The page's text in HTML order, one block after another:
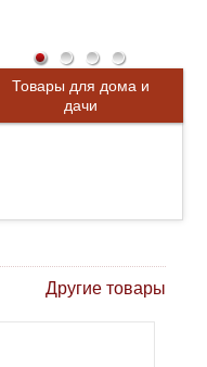
Товары для дома и
дачи
Другие товары